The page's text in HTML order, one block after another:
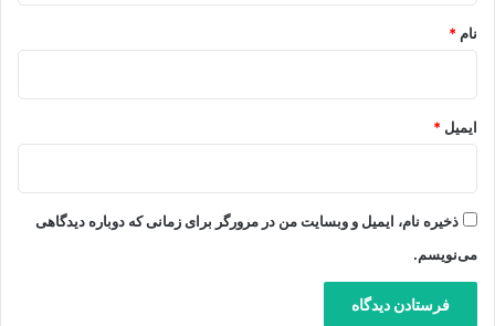
نام *
ایمیل *
ذخیره نام، ایمیل و وبسایت من در مرورگر برای زمانی که دوباره دیدگاهی
می‌نویسم.